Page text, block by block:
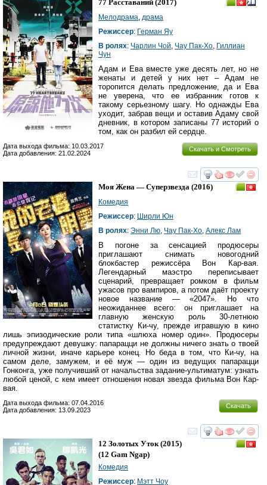
77 Расставаний (2017)
Мелодрама, драма
Режиссер: Герман Яу
В ролях: Чарлин Чой, Чау Пак-Хо, Гиллиан
Чун
Адам и Ева вместе уже десять лет, но не
женаты и детей у них нет – Адам не
торопится делать предложение, да и Ева
не уверена, что ее избранник готов к
такому серьезному шагу. Но однажды Ева
уходит, забрав вещи и оставив Адаму свой
дневник, в котором записаны 77 историй о
том, как он разбил ей сердце.
Скачать и Смотреть
Дата выхода фильма: 10.03.2017
Дата добавления: 21.02.2024
смотреть
Моя Жена — Суперзвезда (2016)
Комедия
Режиссер: Ширли Юн
В ролях: Энни Лю, Чау Пак-Хо, Алекс Лам
В погоне за сенсацией продюсеры
приглашают снимать новогодний
блокбастер режиссёра Вон Кар-вая.
Легендарный маэстро переписывает
сценарий, превращает ромком в фильм
ужасов про вампиров, а потом даёт проекту
новое название — «2047». Но что
неожиданнее всего: он приглашает на
главную женскую роль 30-летнюю
статистку Ки-чу, прежде игравшую в кино
лишь эпизодические роли типа «шлюха номер один». Продюсеры
предупреждают девушку: папарацци не должны ничего знать о твоей
личной жизни, иначе карьере конец. Но беда в том, что Ки-чу, на
самом деле, замужем, и её муж — один из ведущих папарацци
Гонконга, уже получивший от начальства задание-ультиматум: узнать
любой ценой, с кем имеет отношения новая звезда фильма Вон Кар-
вая.
Скачать
Дата выхода фильма: 07.04.2016
Дата добавления: 13.09.2023
смотреть
12 Золотых Уток (2015)
(12 Gam Ngap)
Комедия
Режиссер: Мэтт Чоу